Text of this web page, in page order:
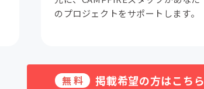
のプロジェクトをサポートします。
無料 掲載希望の方はこちら